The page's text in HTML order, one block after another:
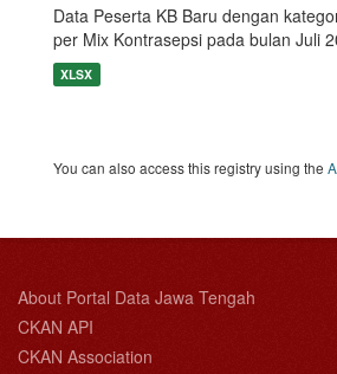
Data Peserta KB Baru dengan
per Mix Kontrasepsi pada bulan Juli
XLSX
You can also access this registry using the
About Portal Data Jawa Tengah
CKAN API
CKAN Association